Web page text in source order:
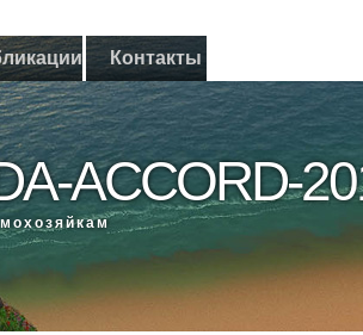
Контакты
ACCORD-